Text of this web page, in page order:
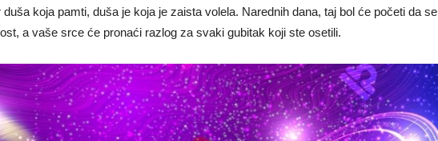
koja pamti, duša je koja je zaista volela. Narednih dana, taj bol će početi da se
a vaše srce će pronaći razlog za svaki gubitak koji ste osetili.